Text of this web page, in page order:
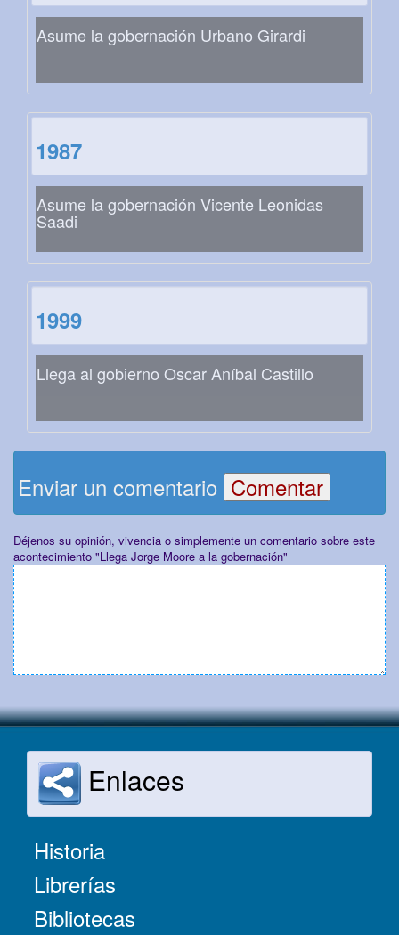
Asume la gobernación Urbano Girardi
1987
Asume la gobernación Vicente Leonidas
Saadi
1999
Llega al gobierno Oscar Aníbal Castillo
Enviar un comentario
Déjenos su opinión, vivencia o simplemente un comentario sobre este
acontecimiento "Llega Jorge Moore a la gobernación"
Enlaces
Historia
Librerías
Bibliotecas